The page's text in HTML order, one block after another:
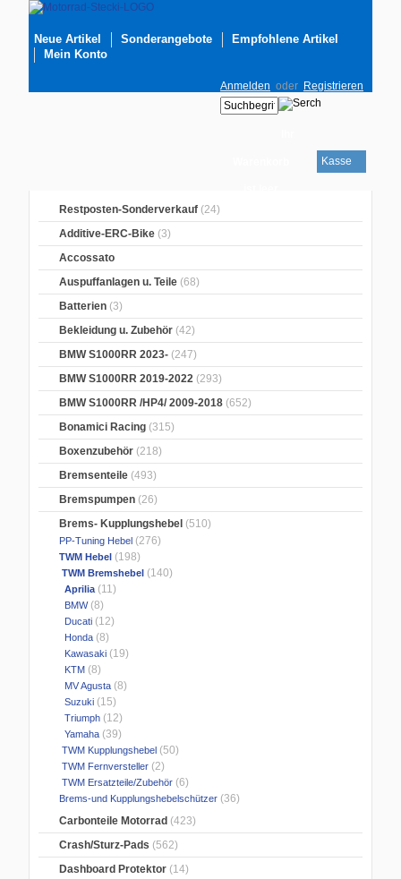
Neue Artikel Sonderangebote
Empfohlene Artikel
Mein Konto
Anmelden oder Registrieren
Kasse
Restposten-Sonderverkauf (24)
Additive-ERC-Bike (3)
Accossato
Auspuffanlagen u. Teile (68)
Batterien (3)
Bekleidung u. Zubehör (42)
BMW S1000RR 2023- (247)
BMW S1000RR 2019-2022 (293)
BMW S1000RR /HP4/ 2009-2018 (652)
Bonamici Racing (315)
Boxenzubehör (218)
Bremsenteile (493)
Bremspumpen (26)
Brems- Kupplungshebel (510)
PP-Tuning Hebel (276)
TWM Hebel (198)
TWM Bremshebel (140)
Aprilia(11)
BMW(8)
Ducati (12)
Honda (8)
Kawasaki (19)
KTM (8)
MV Agusta (8)
Suzuki (15)
Triumph (12)
Yamaha (39)
TWM Kupplungshebel (50)
TWM Fernversteller (2)
TWM Ersatzteile/Zubehör (6)
Brems-und Kupplungshebelschützer (36)
Carbonteile Motorrad (423)
Crash/Sturz-Pads (562)
Dashboard Protektor (14)